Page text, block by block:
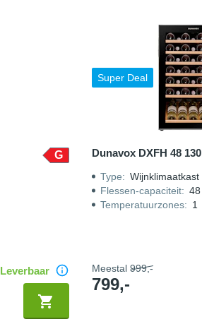
G
Leverbaar
Super Deal
Dunavox DXFH 48 130
Type: Wijnklimaatkast
Flessen-capaciteit: 48
Temperatuurzones: 1
Meestal 999,-
799,-